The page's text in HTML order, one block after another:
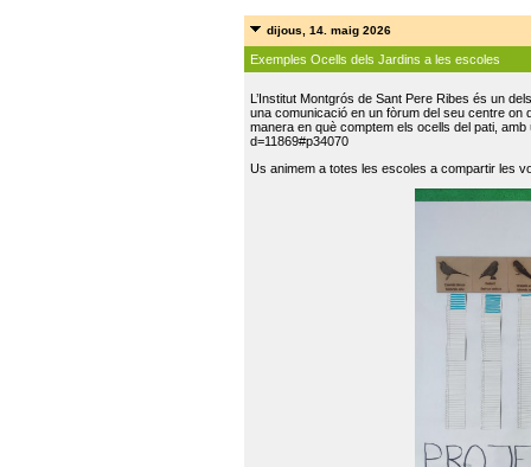
dijous, 14. maig 2026
Exemples Ocells dels Jardins a les escoles
L’Institut Montgrós de Sant Pere Ribes és un
una comunicació en un fòrum del seu centre on
manera en què comptem els ocells del pati,
d=11869#p34070
Us animem a totes les escoles a compartir les